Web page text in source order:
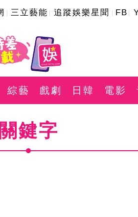
三立藝能 追蹤娛樂星聞 FB
綜藝 戲劇 日韓 電影
關鍵字